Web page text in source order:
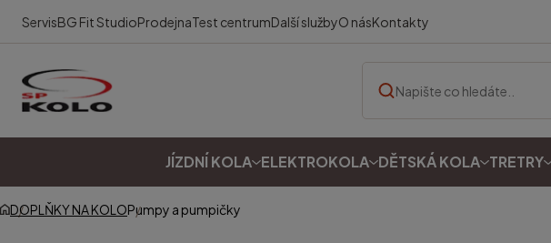
ServisBG Fit StudioProdejnaTest centrumDalší službyO násKontakty
JÍZDNÍ KOLA ELEKTROKOLA DĚTSKÁ KOLA TRETRY
DOPLŇKY NA KOLOPumpy a pumpičky